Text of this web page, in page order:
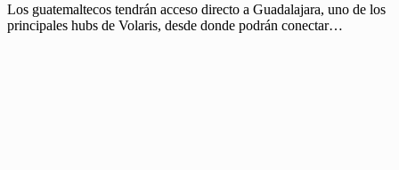
Los guatemaltecos tendrán acceso directo a Guadalajara, uno de los
principales hubs de Volaris, desde donde podrán conectar…